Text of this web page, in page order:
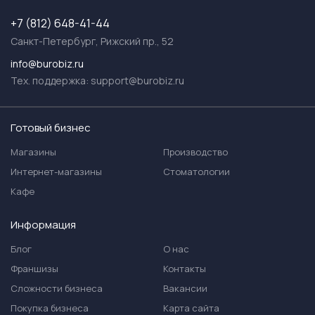
+7 (812) 648-41-44
Санкт-Петербург, Рижский пр., 52
info@burobiz.ru
Тех. поддержка: support@burobiz.ru
Готовый бизнес
Магазины
Интернет-магазины
Кафе
Производство
Стоматологии
Информация
Блог
Франшизы
Сложности бизнеса
Покупка бизнеса
О нас
Контакты
Вакансии
Карта сайта